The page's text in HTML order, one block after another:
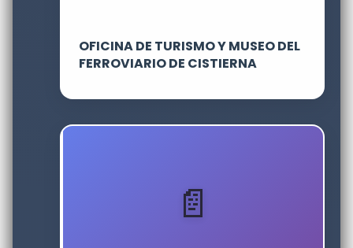
OFICINA DE TURISMO Y MUSEO DEL
FERROVIARIO DE CISTIERNA